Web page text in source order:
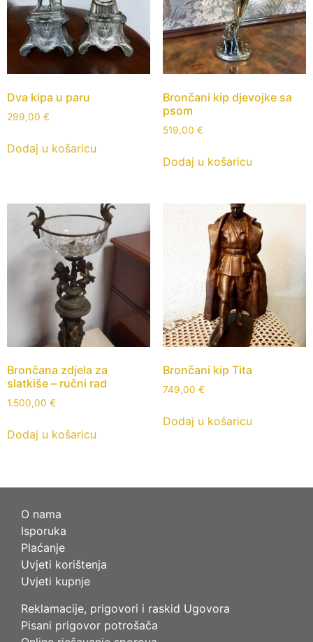
Dva kipa u paru
299,00 €
Dodaj u košaricu
Brončani kip djevojke sa
psom
519,00 €
Dodaj u košaricu
Brončana zdjela za
slatkiše – ručni rad
1.500,00 €
Dodaj u košaricu
Brončani kip Tita
749,00 €
Dodaj u košaricu
O nama
Isporuka
Plaćanje
Uvjeti korištenja
Uvjeti kupnje
Reklamacije, prigovori i raskid Ugovora
Pisani prigovor potrošača